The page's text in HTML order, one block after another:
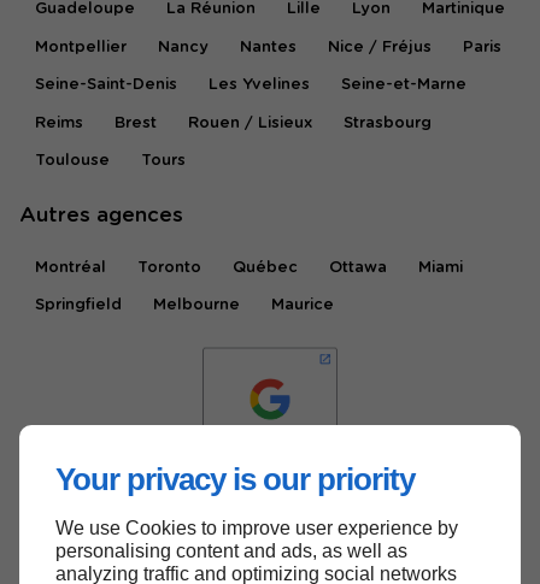
Your privacy is our priority
We use Cookies to improve user experience by
personalising content and ads, as well as
analyzing traffic and optimizing social networks
Guadeloupe La Réunion Lille Lyon Martinique
Montpellier Nancy Nantes Nice / Fréjus Paris
Seine-Saint-Denis Les Yvelines Seine-et-Marne
Reims Brest Rouen / Lisieux Strasbourg
Toulouse Tours
Autres agences
Montréal Toronto Québec Ottawa Miami
Springfield Melbourne Maurice
Haut de page